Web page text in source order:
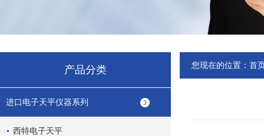
产品分类
进口电子天平仪器系列
西特电子天平
您现在的位置： 首